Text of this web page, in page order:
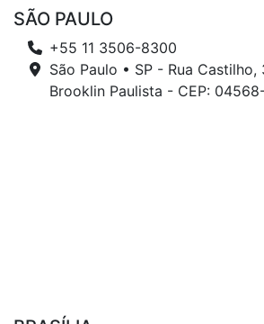
SÃO PAULO
+55 11 3506-8300
São Paulo • SP - Rua Castilho,
Brooklin Paulista - CEP: